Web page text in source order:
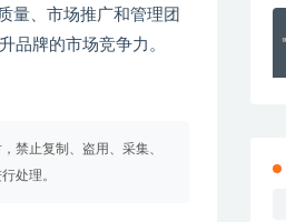
量、市场推广和管理团
品牌的市场竞争力。
禁止复制、盗用、采集、
处理。